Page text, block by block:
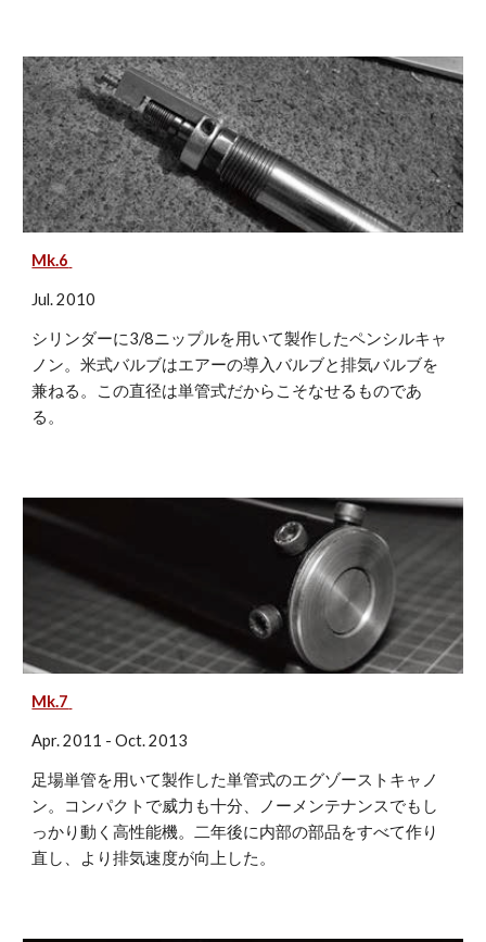
Mk.6
Jul. 2010
シリンダーに3/8ニップルを用いて製作したペンシルキャ
ノン。米式バルブはエアーの導入バルブと排気バルブを
兼ねる。この直径は単管式だからこそなせるものであ
る。
Mk.7
Apr. 2011 - Oct. 2013
足場単管を用いて製作した単管式のエグゾーストキャノ
ン。コンパクトで威力も十分、ノーメンテナンスでもし
っかり動く高性能機。二年後に内部の部品をすべて作り
直し、より排気速度が向上した。